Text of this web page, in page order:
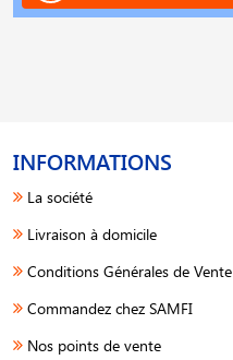
INFORMATIONS
La société
Livraison à domicile
Conditions Générales de Vente
Commandez chez SAMFI
Nos points de vente